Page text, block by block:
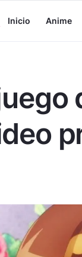
Inicio Anime